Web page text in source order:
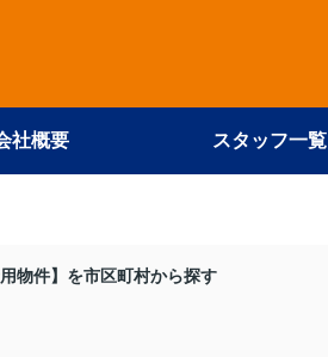
社概要 スタッフ一覧
用物件】を市区町村から探す